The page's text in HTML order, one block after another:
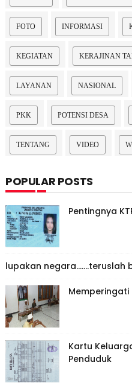
FOTO INFORMASI
KEGIATAN KERAJINAN
LAYANAN NASIONAL
PKK POTENSI DESA
TENTANG VIDEO
POPULAR POSTS
Pentingnya
lupakan negara.......teruslah
Memperingati
Kartu
Penduduk